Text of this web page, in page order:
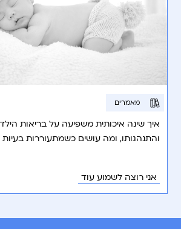
מאמרים
איך שינה איכותית משפיעה על בריאות
והתנהגותו, ומה עושים כשמתעוררות בעיות
אני רוצה לשמוע עוד